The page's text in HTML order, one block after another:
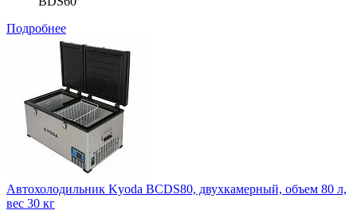
Подробнее
Автохолодильник Kyoda BCDS80, двухкамерный, объем 80 л,
вес 30 кг